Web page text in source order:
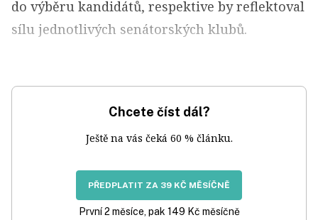
do výběru kandidátů, respektive by reflektoval
sílu jednotlivých senátorských klubů.
Chcete číst dál?
Ještě na vás čeká 60 % článku.
PŘEDPLATIT ZA 39 KČ MĚSÍČNĚ
První 2 měsíce, pak 149 Kč měsíčně